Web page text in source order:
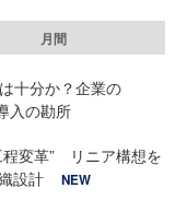
月間
十分か？企業の
入の勘所
程変革” リニア構想を
設計
NEW